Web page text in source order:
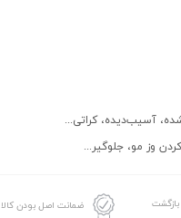
آسیب‌دیده، کراتی...
وز مو، جلوگیر...
ضمانت اصل بودن کالا